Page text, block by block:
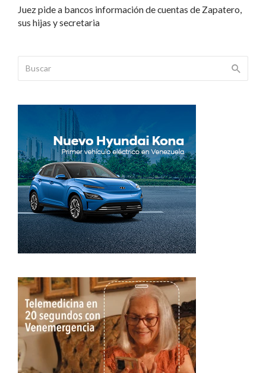
Juez pide a bancos información de cuentas de Zapatero,
sus hijas y secretaria